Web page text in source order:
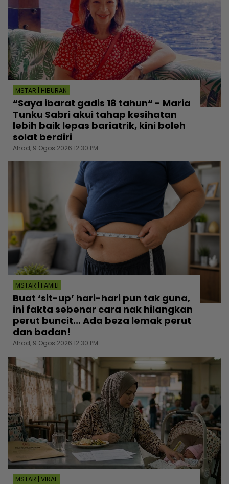
MSTAR | HIBURAN
“Saya ibarat gadis 18 tahun“ - Maria
Tunku Sabri akui tahap kesihatan
lebih baik lepas bariatrik, kini boleh
solat berdiri
Ahad, 9 Ogos 2026 12:30 PM
MSTAR | FAMILI
Buat ‘sit-up’ hari-hari pun tak guna,
ini fakta sebenar cara nak hilangkan
perut buncit... Ada beza lemak perut
dan badan!
Ahad, 9 Ogos 2026 12:30 PM
MSTAR | VIRAL